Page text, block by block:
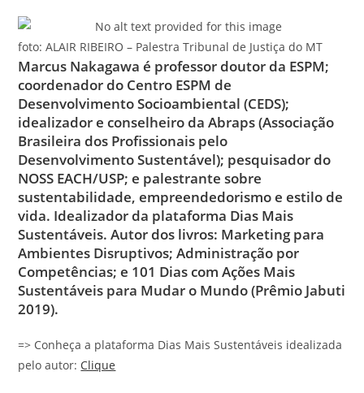
foto: ALAIR RIBEIRO – Palestra Tribunal de Justiça do MT
Marcus Nakagawa é professor doutor da ESPM;
coordenador do Centro ESPM de
Desenvolvimento Socioambiental (CEDS);
idealizador e conselheiro da Abraps (Associação
Brasileira dos Profissionais pelo
Desenvolvimento Sustentável); pesquisador do
NOSS EACH/USP; e palestrante sobre
sustentabilidade, empreendedorismo e estilo de
vida. Idealizador da plataforma Dias Mais
Sustentáveis. Autor dos livros: Marketing para
Ambientes Disruptivos; Administração por
Competências; e 101 Dias com Ações Mais
Sustentáveis para Mudar o Mundo (Prêmio Jabuti
2019).
=> Conheça a plataforma Dias Mais Sustentáveis idealizada
pelo autor: Clique